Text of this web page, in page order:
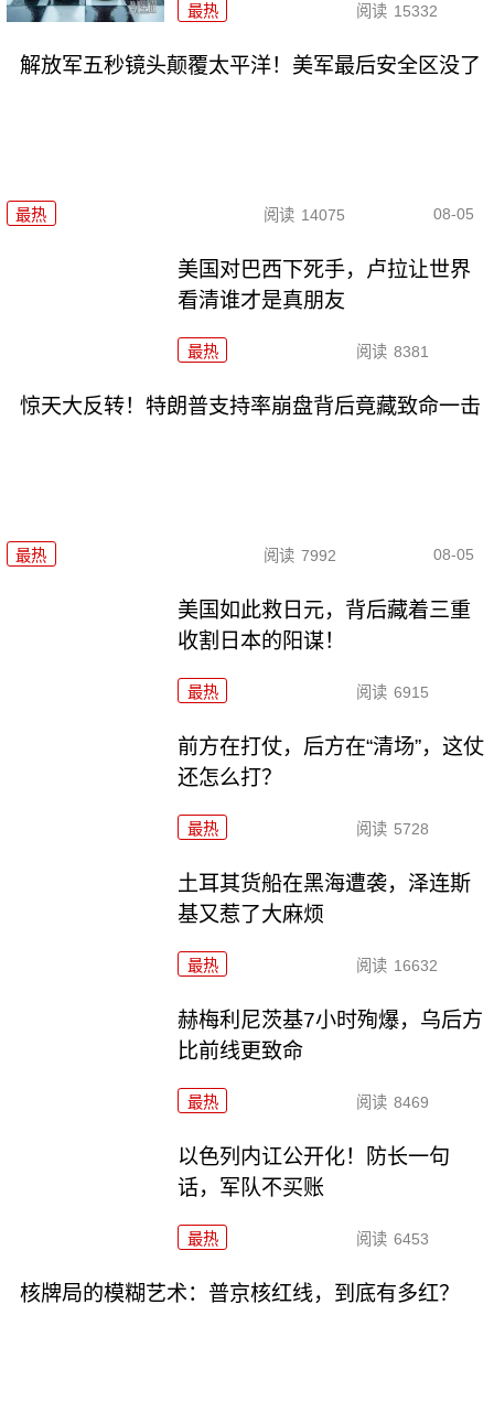
最热 阅读 15332
解放军五秒镜头颠覆太平洋！美军最后安全区没了
最热 阅读 14075 08-05
美国对巴西下死手，卢拉让世界
看清谁才是真朋友
最热 阅读 8381
惊天大反转！特朗普支持率崩盘背后竟藏致命一击
最热 阅读 7992 08-05
美国如此救日元，背后藏着三重
收割日本的阳谋！
最热 阅读 6915
前方在打仗，后方在“清场”，这仗
还怎么打？
最热 阅读 5728
土耳其货船在黑海遭袭，泽连斯
基又惹了大麻烦
最热 阅读 16632
赫梅利尼茨基7小时殉爆，乌后方
比前线更致命
最热 阅读 8469
以色列内讧公开化！防长一句
话，军队不买账
最热 阅读 6453
核牌局的模糊艺术：普京核红线，到底有多红？